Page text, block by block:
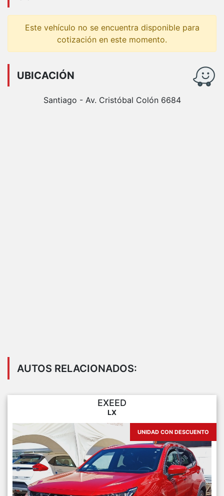
Este vehículo no se encuentra disponible para
cotización en este momento.
UBICACIÓN
Santiago - Av. Cristóbal Colón 6684
AUTOS RELACIONADOS:
EXEED
LX
UNIDAD CON DESCUENTO